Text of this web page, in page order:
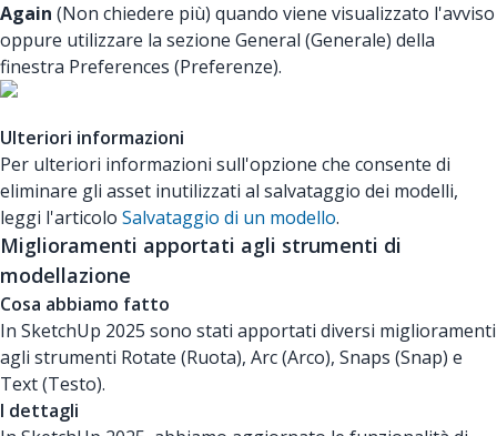
Again (Non chiedere più) quando viene visualizzato l'avviso
oppure utilizzare la sezione General (Generale) della
finestra Preferences (Preferenze).
Ulteriori informazioni
Per ulteriori informazioni sull'opzione che consente di
eliminare gli asset inutilizzati al salvataggio dei modelli,
leggi l'articolo Salvataggio di un modello.
Miglioramenti apportati agli strumenti di
modellazione
Cosa abbiamo fatto
In SketchUp 2025 sono stati apportati diversi miglioramenti
agli strumenti Rotate (Ruota), Arc (Arco), Snaps (Snap) e
Text (Testo).
I dettagli